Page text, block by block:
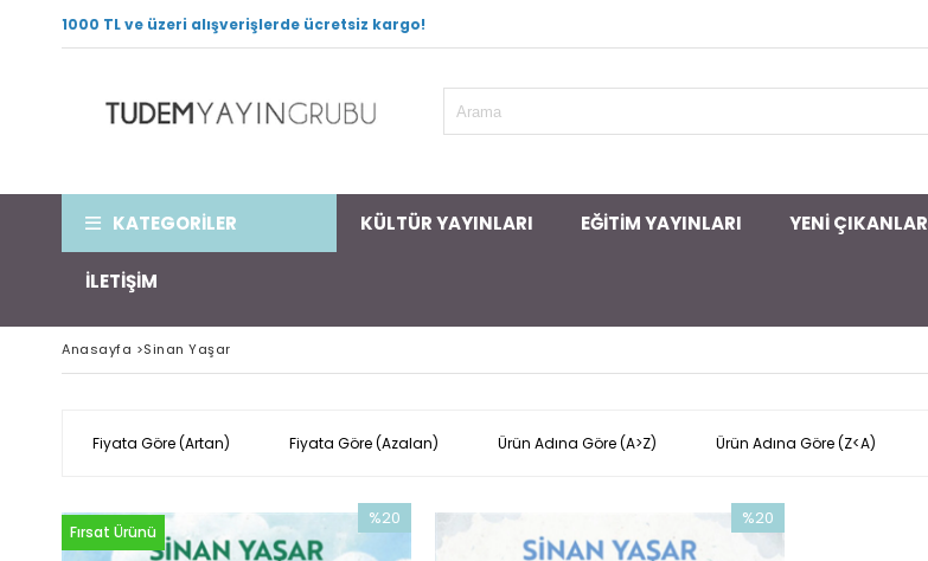
1000 TL ve üzeri alışverişlerde ücretsiz kargo!
KATEGORİLER KÜLTÜR YAYINLARI EĞİTİM YAYINLARI YENİ ÇIKANLAR
İLETİŞİM
Anasayfa >Sinan Yaşar
Fiyata Göre (Artan) Fiyata Göre (Azalan) Ürün Adına Göre (A>Z) Ürün Adına Göre (Z<A)
%20
İndirim
Fırsat Ürünü
%20